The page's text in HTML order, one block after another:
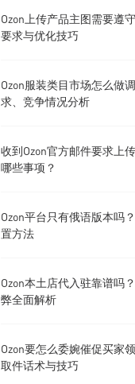
Ozon上传产品主图需要遵
要求与优化技巧
Ozon服装类目市场怎么做
求、竞争情况分析
收到Ozon官方邮件要求上
哪些事项？
Ozon平台只有俄语版本吗
置方法
Ozon本土店代入驻靠谱吗
弊全面解析
Ozon要怎么委婉催促买家
取件话术与技巧